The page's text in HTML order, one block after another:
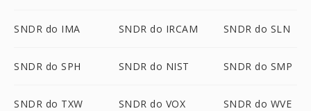
SNDR do IMA SNDR do IRCAM SNDR do SLN
SNDR do SPH SNDR do NIST SNDR do SMP
SNDR do TXW SNDR do VOX SNDR do WVE